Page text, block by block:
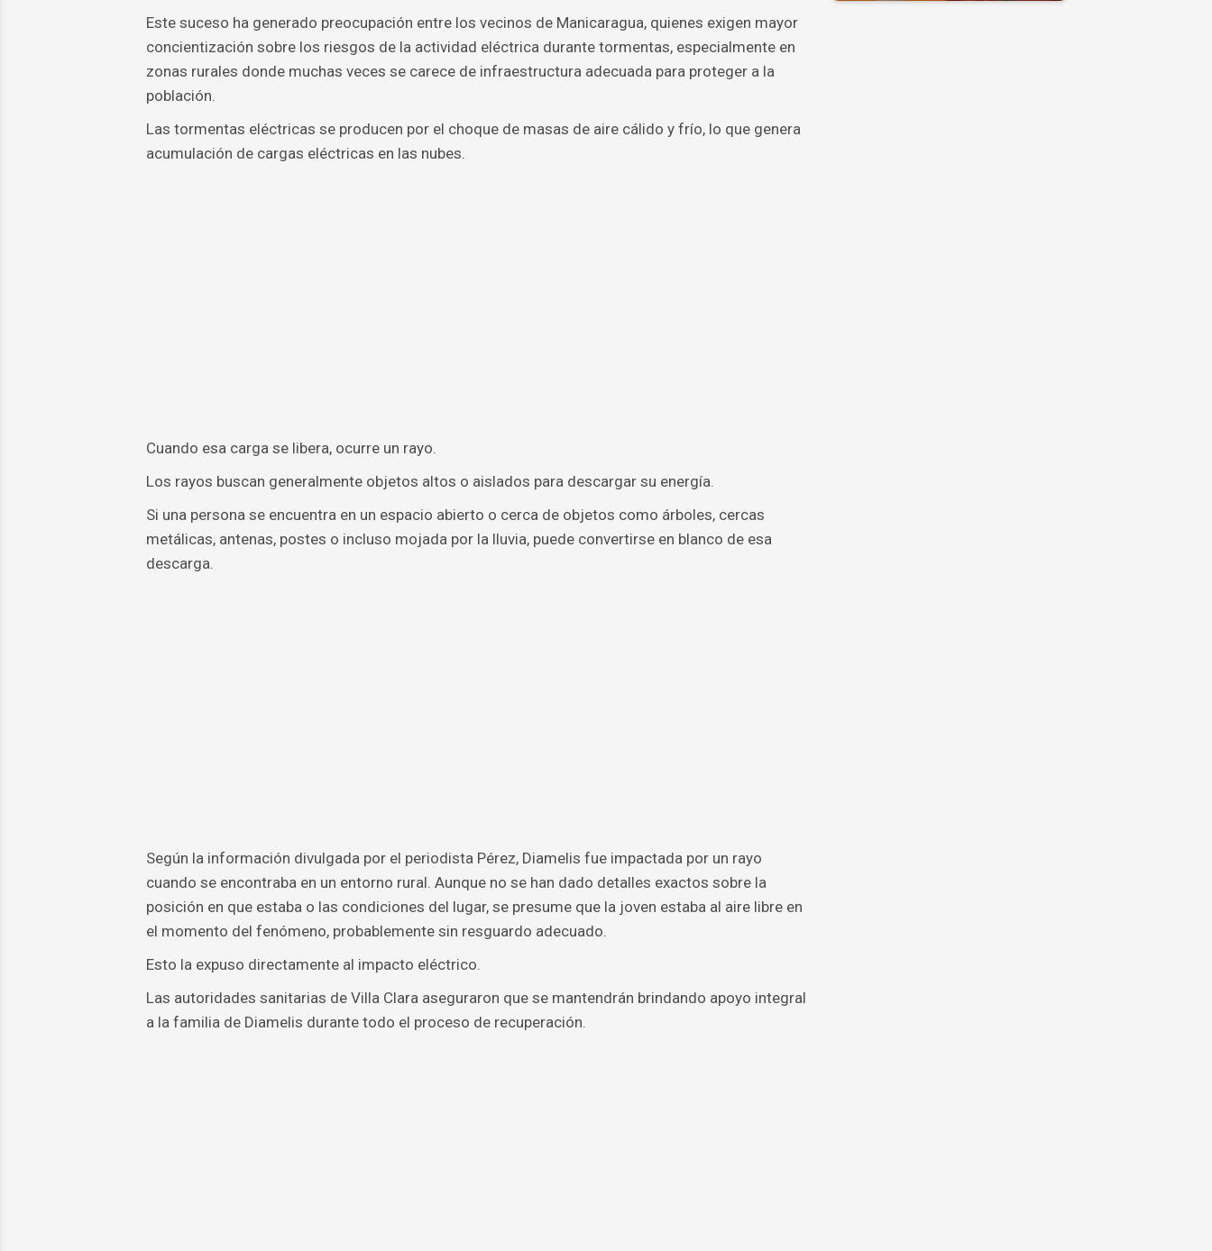
Este suceso ha generado preocupación entre los vecinos de Manicaragua, quienes exigen mayor
concientización sobre los riesgos de la actividad eléctrica durante tormentas, especialmente en
zonas rurales donde muchas veces se carece de infraestructura adecuada para proteger a la
población.
Las tormentas eléctricas se producen por el choque de masas de aire cálido y frío, lo que genera
acumulación de cargas eléctricas en las nubes.
Cuando esa carga se libera, ocurre un rayo.
Los rayos buscan generalmente objetos altos o aislados para descargar su energía.
Si una persona se encuentra en un espacio abierto o cerca de objetos como árboles, cercas
metálicas, antenas, postes o incluso mojada por la lluvia, puede convertirse en blanco de esa
descarga.
Según la información divulgada por el periodista Pérez, Diamelis fue impactada por un rayo
cuando se encontraba en un entorno rural. Aunque no se han dado detalles exactos sobre la
posición en que estaba o las condiciones del lugar, se presume que la joven estaba al aire libre en
el momento del fenómeno, probablemente sin resguardo adecuado.
Esto la expuso directamente al impacto eléctrico.
Las autoridades sanitarias de Villa Clara aseguraron que se mantendrán brindando apoyo integral
a la familia de Diamelis durante todo el proceso de recuperación.